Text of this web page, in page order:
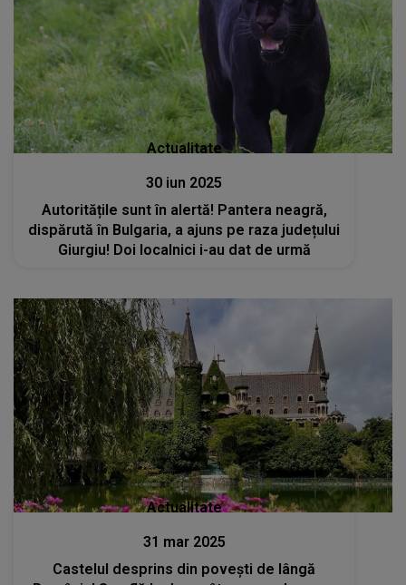
Actualitate
30 iun 2025
Autoritățile sunt în alertă! Pantera neagră,
dispărută în Bulgaria, a ajuns pe raza județului
Giurgiu! Doi localnici i-au dat de urmă
Actualitate
31 mar 2025
Castelul desprins din povești de lângă